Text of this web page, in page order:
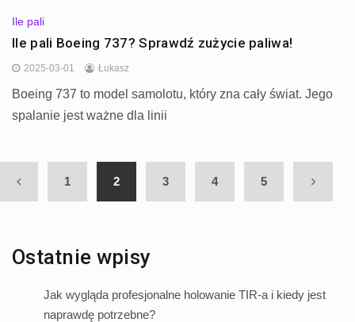
Ile pali
Ile pali Boeing 737? Sprawdź zużycie paliwa!
2025-03-01 Łukasz
Boeing 737 to model samolotu, który zna cały świat. Jego
spalanie jest ważne dla linii
1 2 3 4 5
Ostatnie wpisy
Jak wygląda profesjonalne holowanie TIR-a i kiedy jest
naprawdę potrzebne?